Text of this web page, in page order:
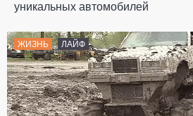
уникальных автомобилей
ЖИЗНЬ ЛАЙФ